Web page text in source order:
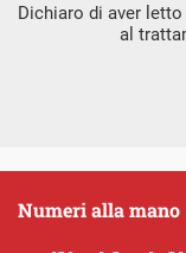
Dichiaro di aver letto
al
Numeri alla mano